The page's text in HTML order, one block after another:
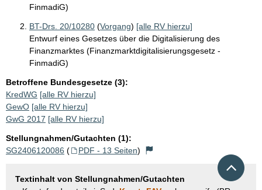
FinmadiG)
BT-Drs. 20/10280 (Vorgang) [alle RV hierzu]
Entwurf eines Gesetzes über die Digitalisierung des
Finanzmarktes (Finanzmarktdigitalisierungsgesetz -
FinmadiG)
Betroffene Bundesgesetze (3):
KredWG [alle RV hierzu]
GewO [alle RV hierzu]
GwG 2017 [alle RV hierzu]
Stellungnahmen/Gutachten (1):
SG2406120086 ( PDF - 13 Seiten)
Textinhalt von Stellungnahmen/Gutachten